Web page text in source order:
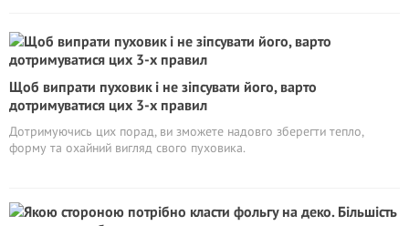
Щоб випрати пуховик і не зіпсувати його, варто
дотримуватися цих 3-х правил
Дотримуючись цих порад, ви зможете надовго зберегти тепло,
форму та охайний вигляд свого пуховика.